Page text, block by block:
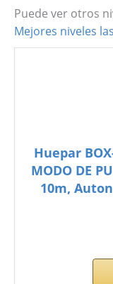
Puede ver otros
Mejores niveles
Huepar
MODO DE
10m,